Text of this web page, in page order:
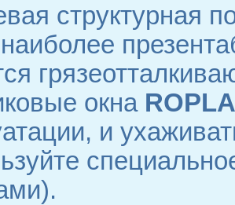
структурная
окна
и